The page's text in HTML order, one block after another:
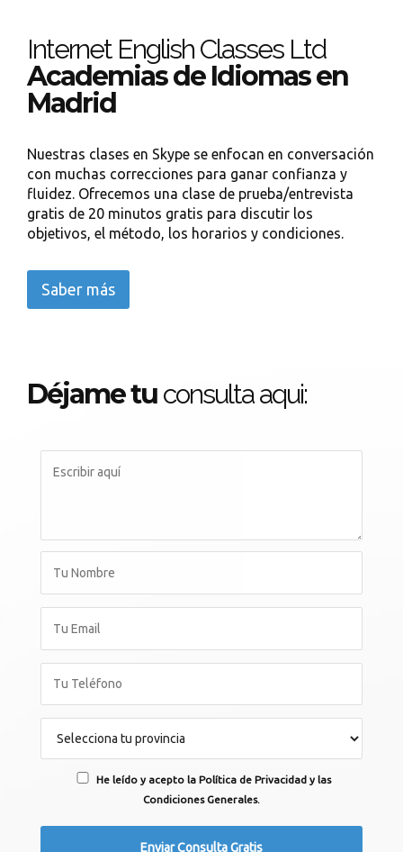
Internet English Classes Ltd
Academias de Idiomas en
Madrid
Nuestras clases en Skype se enfocan en conversación
con muchas correcciones para ganar confianza y
fluidez. Ofrecemos una clase de prueba/entrevista
gratis de 20 minutos gratis para discutir los
objetivos, el método, los horarios y condiciones.
Saber más
Déjame tu consulta aqui:
He leído y acepto la Política de Privacidad y las
Condiciones Generales.